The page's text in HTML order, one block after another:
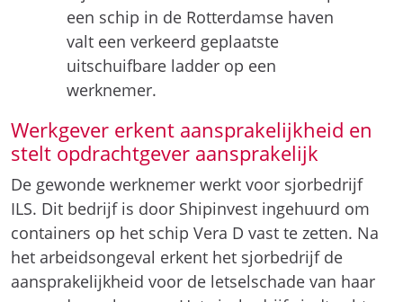
een schip in de Rotterdamse haven
valt een verkeerd geplaatste
uitschuifbare ladder op een
werknemer.
Werkgever erkent aansprakelijkheid en
stelt opdrachtgever aansprakelijk
De gewonde werknemer werkt voor sjorbedrijf
ILS. Dit bedrijf is door Shipinvest ingehuurd om
containers op het schip Vera D vast te zetten. Na
het arbeidsongeval erkent het sjorbedrijf de
aansprakelijkheid voor de letselschade van haar